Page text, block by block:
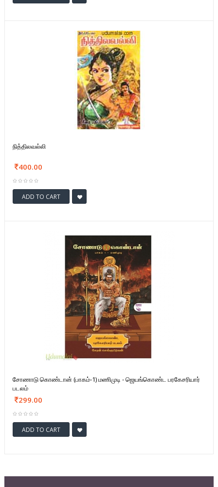
நித்திலவல்லி
400.00
ADD TO CART
சோணாடு கொண்டான் (பாகம்-1) மணிமுடி - ஜெயங்கொண்ட பரகேசரியார்
படலம்
299.00
ADD TO CART